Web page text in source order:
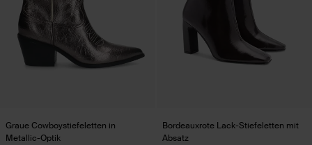
Graue Cowboystiefeletten in
Metallic-Optik
Bordeauxrote Lack-Stiefeletten mit
Absatz